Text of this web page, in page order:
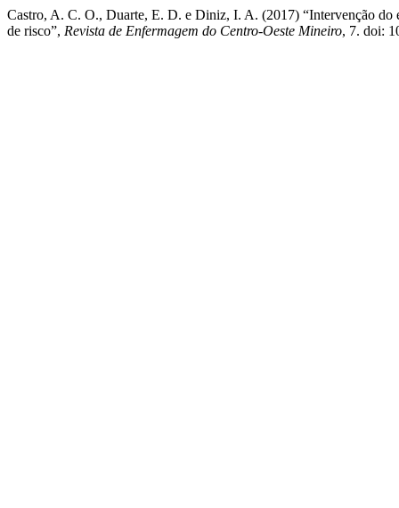
Castro, A. C. O., Duarte, E. D. e Diniz, I. A. (2017) “Intervenção do
de risco”, Revista de Enfermagem do Centro-Oeste Mineiro, 7. doi: